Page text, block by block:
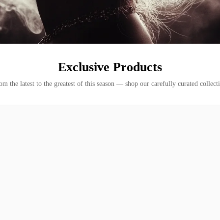
Exclusive Products
the latest to the greatest of this season — shop our carefully curated